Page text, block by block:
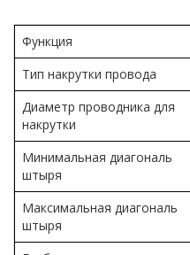
Функция
Тип накрутки провода
Диаметр проводника для
накрутки
Минимальная диагональ
штыря
Максимальная диагональ
штыря